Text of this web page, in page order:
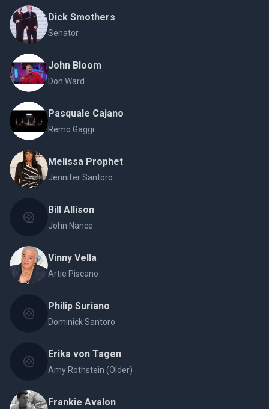
Dick Smothers
Senator
John Bloom
Don Ward
Pasquale Cajano
Remo Gaggi
Melissa Prophet
Jennifer Santoro
Bill Allison
John Nance
Vinny Vella
Artie Piscano
Philip Suriano
Dominick Santoro
Erika von Tagen
Amy Rothstein (Older)
Frankie Avalon